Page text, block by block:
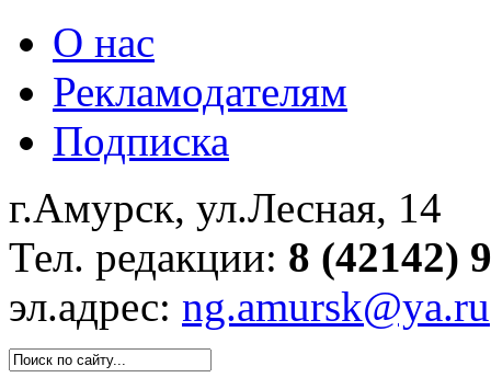
О нас
Рекламодателям
Подписка
г.Амурск, ул.Лесная, 14
Тел. редакции: 8 (42142)
эл.адрес: ng.amursk@ya.ru